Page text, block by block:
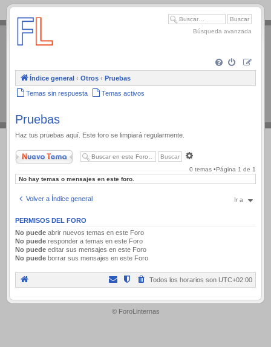
.
Búsqueda avanzada
Índice general ‹ Otros ‹ Pruebas
Temas sin respuesta Temas activos
Pruebas
Haz tus pruebas aquí. Este foro se limpiará regularmente.
Nuevo Tema
0 temas •Página 1 de 1
No hay temas o mensajes en este foro.
Volver a Índice general Ir a
PERMISOS DEL FORO
No puede abrir nuevos temas en este Foro
No puede responder a temas en este Foro
No puede editar sus mensajes en este Foro
No puede borrar sus mensajes en este Foro
Todos los horarios son UTC+02:00
.
© ForoLinternas